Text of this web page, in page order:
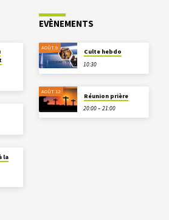
la
EVÈNEMENTS
AOÛT 9
Culte hebdo
10:30
AOÛT 12
Réunion prière
20:00 – 21:00